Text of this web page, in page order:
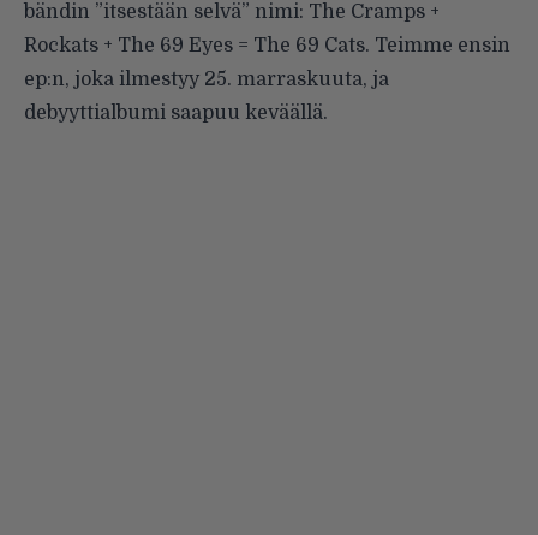
bändin ”itsestään selvä” nimi: The Cramps +
Rockats + The 69 Eyes = The 69 Cats. Teimme ensin
ep:n, joka ilmestyy 25. marraskuuta, ja
debyyttialbumi saapuu keväällä.